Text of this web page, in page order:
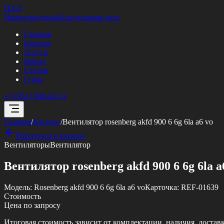
НХЛ
НижегородскаяХолодильная лига
Главная
Каталог
Услуги
Кейсы
Статьи
О нас
+7 (951) 908-42-13
Главная/Каталог/Вентилятор rosenberg akfd 900 6 6g 6la a6 vo
Вернуться в каталог
ВентиляторыВентилятор
Вентилятор rosenberg akfd 900 6 6g 6la
Модель: Rosenberg akfd 900 6 6g 6la a6 voКарточка: REF-01639
Стоимость
Цена по запросу
Итоговая стоимость зависит от комплектации, наличия,